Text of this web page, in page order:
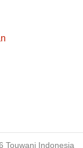
Touwani Indonesia